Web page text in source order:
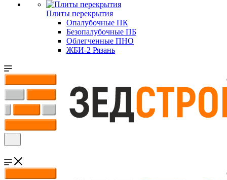
Плиты перекрытия
Опалубочные ПК
Безопалубочные ПБ
Облегченные ПНО
ЖБИ-2 Рязань